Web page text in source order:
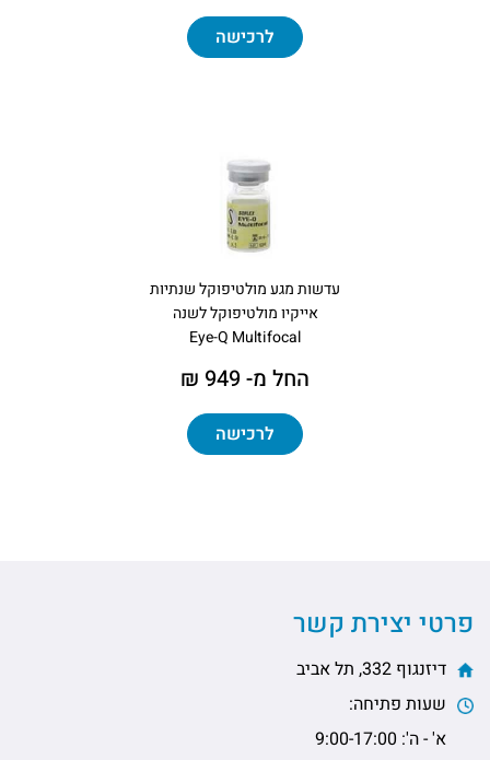
לרכישה
עדשות מגע מולטיפוקל שנתיות
אייקיו מולטיפוקל לשנה
Eye-Q Multifocal
החל מ- 949 ₪
לרכישה
פרטי יצירת קשר
דיזנגוף 332, תל אביב
שעות פתיחה:
א' - ה': 9:00-17:00